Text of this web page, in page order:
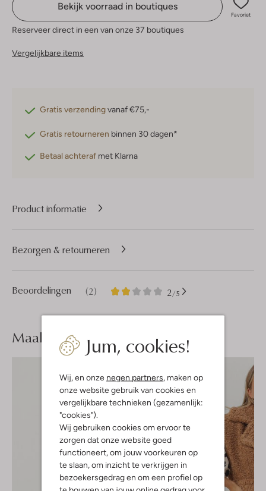
Jum, cookies!
Wij, en onze negen partners, maken op
onze website gebruik van cookies en
vergelijkbare technieken (gezamenlijk:
"cookies").
Wij gebruiken cookies om ervoor te
zorgen dat onze website goed
functioneert, om jouw voorkeuren op
te slaan, om inzicht te verkrijgen in
bezoekersgedrag en om een profiel op
Bekijk voorraad in boutiques
Favoriet
Reserveer direct in een van onze 37 boutiques
Vergelijkbare items
Gratis verzendingvanaf €75,-
Gratis retourneren binnen 30 dagen*
Betaal achteraf met Klarna
Product informatie
Beoordelingen (2) 2/5
2
2
Bezorgen & retourneren
Maak je look compleet